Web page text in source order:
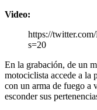
Video:
https://
s=20
En la grabación, de un
motociclista accede a la
con un arma de fuego a
esconder sus